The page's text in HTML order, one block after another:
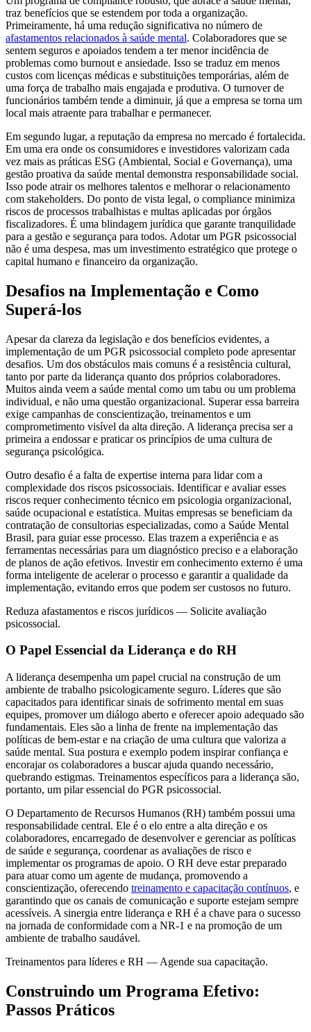
traz benefícios que se estendem por toda a organização.
Primeiramente, há uma redução significativa no número de
afastamentos relacionados à saúde mental. Colaboradores que se
sentem seguros e apoiados tendem a ter menor incidência de
problemas como burnout e ansiedade. Isso se traduz em menos
custos com licenças médicas e substituições temporárias, além de
uma força de trabalho mais engajada e produtiva. O turnover de
funcionários também tende a diminuir, já que a empresa se torna um
local mais atraente para trabalhar e permanecer.
Em segundo lugar, a reputação da empresa no mercado é fortalecida.
Em uma era onde os consumidores e investidores valorizam cada
vez mais as práticas ESG (Ambiental, Social e Governança), uma
gestão proativa da saúde mental demonstra responsabilidade social.
Isso pode atrair os melhores talentos e melhorar o relacionamento
com stakeholders. Do ponto de vista legal, o compliance minimiza
riscos de processos trabalhistas e multas aplicadas por órgãos
fiscalizadores. É uma blindagem jurídica que garante tranquilidade
para a gestão e segurança para todos. Adotar um PGR psicossocial
não é uma despesa, mas um investimento estratégico que protege o
capital humano e financeiro da organização.
Desafios na Implementação e Como
Superá-los
Apesar da clareza da legislação e dos benefícios evidentes, a
implementação de um PGR psicossocial completo pode apresentar
desafios. Um dos obstáculos mais comuns é a resistência cultural,
tanto por parte da liderança quanto dos próprios colaboradores.
Muitos ainda veem a saúde mental como um tabu ou um problema
individual, e não uma questão organizacional. Superar essa barreira
exige campanhas de conscientização, treinamentos e um
comprometimento visível da alta direção. A liderança precisa ser a
primeira a endossar e praticar os princípios de uma cultura de
segurança psicológica.
Outro desafio é a falta de expertise interna para lidar com a
complexidade dos riscos psicossociais. Identificar e avaliar esses
riscos requer conhecimento técnico em psicologia organizacional,
saúde ocupacional e estatística. Muitas empresas se beneficiam da
contratação de consultorias especializadas, como a Saúde Mental
Brasil, para guiar esse processo. Elas trazem a experiência e as
ferramentas necessárias para um diagnóstico preciso e a elaboração
de planos de ação efetivos. Investir em conhecimento externo é uma
forma inteligente de acelerar o processo e garantir a qualidade da
implementação, evitando erros que podem ser custosos no futuro.
Reduza afastamentos e riscos jurídicos — Solicite avaliação
psicossocial.
O Papel Essencial da Liderança e do RH
A liderança desempenha um papel crucial na construção de um
ambiente de trabalho psicologicamente seguro. Líderes que são
capacitados para identificar sinais de sofrimento mental em suas
equipes, promover um diálogo aberto e oferecer apoio adequado são
fundamentais. Eles são a linha de frente na implementação das
políticas de bem-estar e na criação de uma cultura que valoriza a
saúde mental. Sua postura e exemplo podem inspirar confiança e
encorajar os colaboradores a buscar ajuda quando necessário,
quebrando estigmas. Treinamentos específicos para a liderança são,
portanto, um pilar essencial do PGR psicossocial.
O Departamento de Recursos Humanos (RH) também possui uma
responsabilidade central. Ele é o elo entre a alta direção e os
colaboradores, encarregado de desenvolver e gerenciar as políticas
de saúde e segurança, coordenar as avaliações de risco e
implementar os programas de apoio. O RH deve estar preparado
para atuar como um agente de mudança, promovendo a
conscientização, oferecendo treinamento e capacitação contínuos, e
garantindo que os canais de comunicação e suporte estejam sempre
acessíveis. A sinergia entre liderança e RH é a chave para o sucesso
na jornada de conformidade com a NR-1 e na promoção de um
ambiente de trabalho saudável.
Treinamentos para líderes e RH — Agende sua capacitação.
Construindo um Programa Efetivo:
Passos Práticos